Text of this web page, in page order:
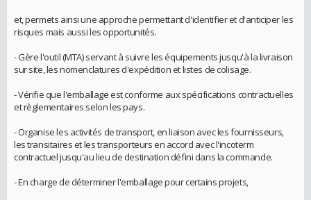
et, permets ainsi une approche permettant d'identifier et d'anticiper les
risques mais aussi les opportunités.
- Gère l'outil (MTA) servant à suivre les équipements jusqu'à la livraison
sur site, les nomenclatures d'expédition et listes de colisage.
- Vérifie que l'emballage est conforme aux spécifications contractuelles
et règlementaires selon les pays.
- Organise les activités de transport, en liaison avec les fournisseurs,
les transitaires et les transporteurs en accord avec l'incoterm
contractuel jusqu'au lieu de destination défini dans la commande.
- En charge de déterminer l'emballage pour certains projets,